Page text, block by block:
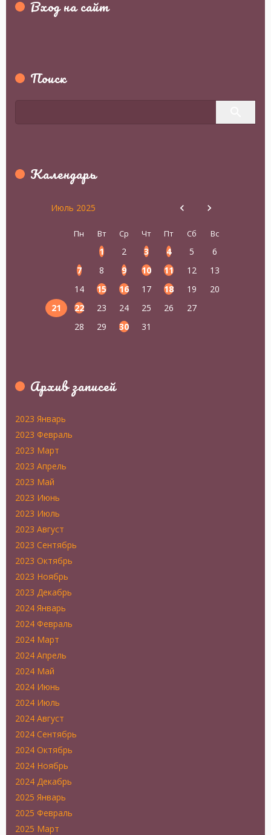
Вход на сайт
Поиск
Календарь
Июль 2025
Пн Вт Ср Чт Пт Сб Вс
1 2 3 4 5
6
7
8 9 10 11 12
13
14
15 16 17 18 19
20
21
22 23 24 25 26
27
28
29 30 31
Архив записей
2023 Январь
2023 Февраль
2023 Март
2023 Апрель
2023 Май
2023 Июнь
2023 Июль
2023 Август
2023 Сентябрь
2023 Октябрь
2023 Ноябрь
2023 Декабрь
2024 Январь
2024 Февраль
2024 Март
2024 Апрель
2024 Май
2024 Июнь
2024 Июль
2024 Август
2024 Сентябрь
2024 Октябрь
2024 Ноябрь
2024 Декабрь
2025 Январь
2025 Февраль
2025 Март